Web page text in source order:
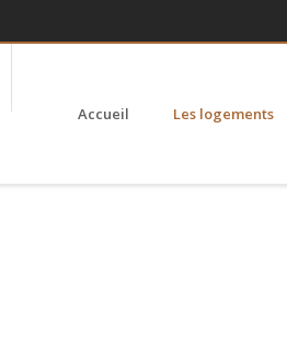
Accueil Les logements